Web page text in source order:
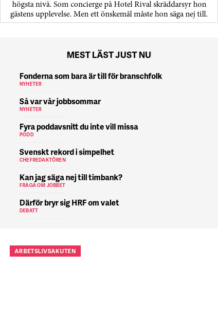
högsta nivå. Som concierge på Hotel Rival skräddarsyr hon
gästens upp­levelse. Men ett önskemål måste hon säga nej till.
MEST LÄST JUST NU
Fonderna som bara är till för branschfolk
NYHETER
Så var vår jobbsommar
NYHETER
Fyra poddavsnitt du inte vill missa
PODD
Svenskt rekord i simpelhet
CHEFREDAKTÖREN
Kan jag säga nej till timbank?
FRÅGA OM JOBBET
Därför bryr sig HRF om valet
DEBATT
ARBETSLIVSAKUTEN